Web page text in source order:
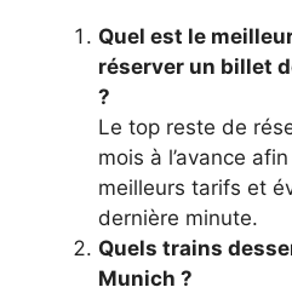
Quel est le
réserver un billet
?
Le top reste de
mois à l’avance
meilleurs tarifs et
dernière minute.
Quels trains
Munich ?